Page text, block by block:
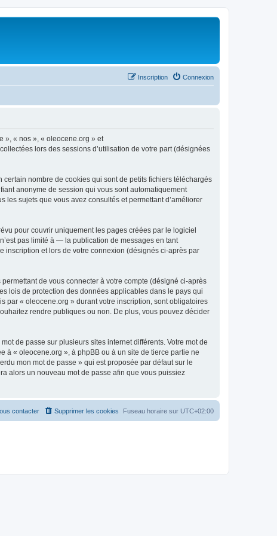
Connexion
Inscription
», « nos », « oleocene.org » et
lors des sessions d’utilisation de votre part (désignées
nombre de cookies qui sont de petits fichiers téléchargés
anonyme de session qui vous sont automatiquement
sujets que vous avez consultés et permettant d’améliorer
pour couvrir uniquement les pages créées par le logiciel
pas limité à — la publication de messages en tant
inscription et lors de votre connexion (désignés ci-après par
de vous connecter à votre compte (désigné ci-après
lois de protection des données applicables dans le pays qui
par « oleocene.org » durant votre inscription, sont obligatoires
rendre publiques ou non. De plus, vous pouvez décider
de passe sur plusieurs sites internet différents. Votre mot de
à « oleocene.org », à phpBB ou à un site de tierce partie ne
mon mot de passe » qui est proposée par défaut sur le
alors un nouveau mot de passe afin que vous puissiez
Fuseau horaire sur UTC+02:00
Supprimer les cookies
contacter